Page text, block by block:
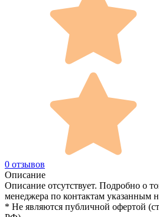
0 отзывов
Описание
Описание отсутствует. Подробно о
менеджера по контактам указанным
* Не являются публичной офертой